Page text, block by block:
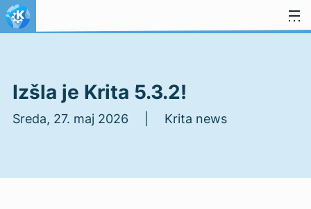
Preskoči na vsebino
Izšla je Krita 5.3.2!
Sreda, 27. maj 2026 | Krita news